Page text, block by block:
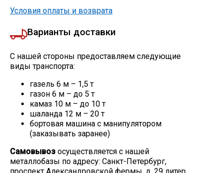
Алюминиевый прокат
Условия оплаты и возврата
Варианты доставки
С нашей стороны предоставляем следующие
виды транспорта:
газель 6 м – 1,5 т
газон 6 м – до 5 т
камаз 10 м – до 10 т
шаланда 12 м – 20 т
бортовая машина с манипулятором
(заказывать заранее)
Самовывоз осуществляется с нашей
металлобазы по адресу: Санкт-Петербург,
проспект Александровской фермы, д. 29 литер